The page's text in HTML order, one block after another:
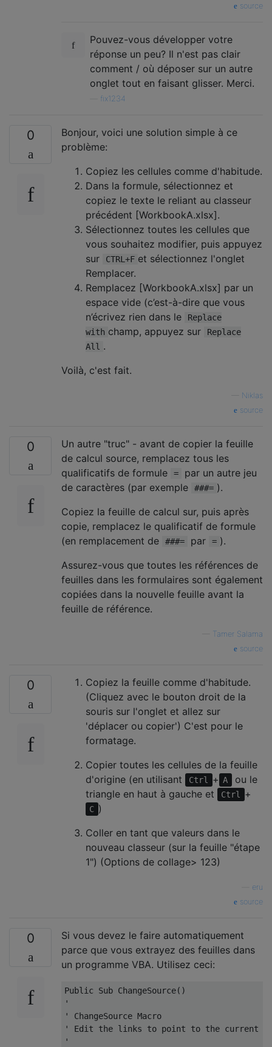
source
Pouvez-vous développer votre
réponse un peu? Il n'est pas clair
comment / où déposer sur un autre
onglet tout en faisant glisser. Merci.
fix1234
0
Bonjour, voici une solution simple à ce
problème:
Copiez les cellules comme d'habitude.
Dans la formule, sélectionnez et
copiez le texte le reliant au classeur
précédent [WorkbookA.xlsx].
Sélectionnez toutes les cellules que
vous souhaitez modifier, puis appuyez
sur
CTRL+F et sélectionnez l'onglet
Remplacer.
Remplacez [WorkbookA.xlsx] par un
espace vide (c’est-à-dire que vous
n’écrivez rien dans le
Replace
with champ, appuyez sur
Replace
All .
Voilà, c'est fait.
Niklas
source
0
Un autre "truc" - avant de copier la feuille
de calcul source, remplacez tous les
qualificatifs de formule
=
par un autre jeu
de caractères (par exemple
###= ).
Copiez la feuille de calcul sur, puis après
copie, remplacez le qualificatif de formule
(en remplacement de
###= par = ).
Assurez-vous que toutes les références de
feuilles dans les formulaires sont également
copiées dans la nouvelle feuille avant la
feuille de référence.
Tamer Salama
source
0
Copiez la feuille comme d'habitude.
(Cliquez avec le bouton droit de la
souris sur l'onglet et allez sur
'déplacer ou copier') C'est pour le
formatage.
Copier toutes les cellules de la feuille
d'origine (en utilisant
Ctrl + A
ou le
triangle en haut à gauche et
Ctrl +
C )
Coller en tant que valeurs dans le
nouveau classeur (sur la feuille "étape
1") (Options de collage> 123)
eru
source
0
Si vous devez le faire automatiquement
parce que vous extrayez des feuilles dans
un programme VBA. Utilisez ceci:
Public Sub ChangeSource()
'
' ChangeSource Macro
' Edit the links to point to the current
'